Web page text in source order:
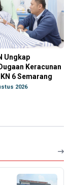
Ungkap
Keracunan
6 Semarang
2026